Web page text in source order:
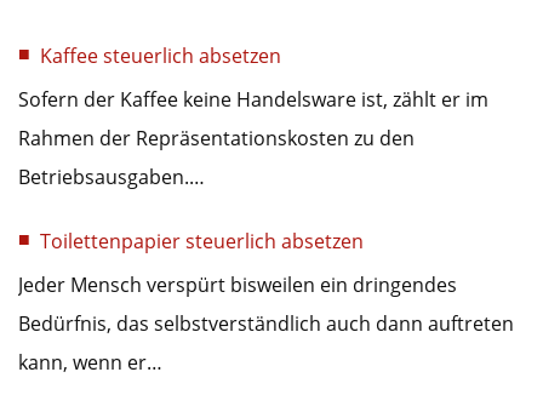
Kaffee steuerlich absetzen
Sofern der Kaffee keine Handelsware ist, zählt er im
Rahmen der Repräsentationskosten zu den
Betriebsausgaben.…
Toilettenpapier steuerlich absetzen
Jeder Mensch verspürt bisweilen ein dringendes
Bedürfnis, das selbstverständlich auch dann auftreten
kann, wenn er…